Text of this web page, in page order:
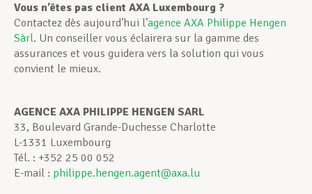
Vous n’êtes pas client AXA Luxembourg ?
Contactez dès aujourd’hui l’agence AXA Philippe Hengen
Sàrl. Un conseiller vous éclairera sur la gamme des
assurances et vous guidera vers la solution qui vous
convient le mieux.
AGENCE AXA PHILIPPE HENGEN SARL
33, Boulevard Grande-Duchesse Charlotte
L-1331 Luxembourg
Tél. : +352 25 00 052
E-mail : philippe.hengen.agent@axa.lu